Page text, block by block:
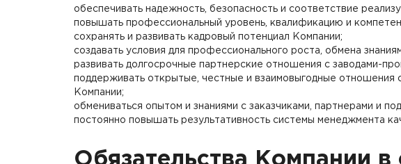
обеспечивать надежность, безопасность и соответствие
повышать профессиональный уровень, квалификацию и
сохранять и развивать кадровый потенциал Компании;
создавать условия для профессионального роста, обмена
развивать долгосрочные партнерские отношения с заводами-
поддерживать открытые, честные и взаимовыгодные отношения
Компании;
обмениваться опытом и знаниями с заказчиками, партнерами и
постоянно повышать результативность системы менеджмента
Обязательства Компании в